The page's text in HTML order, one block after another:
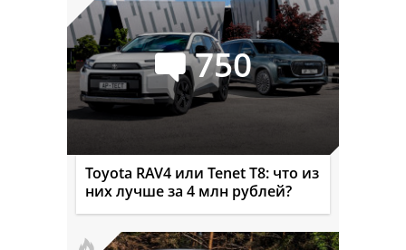
750
Toyota RAV4 или Tenet T8: что из
них лучше за 4 млн рублей?